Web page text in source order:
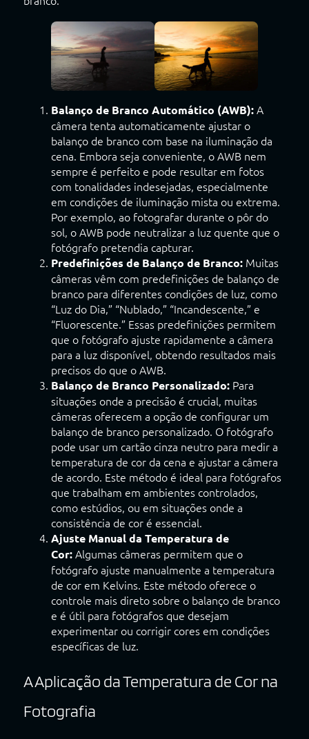
Balanço de Branco Automático (AWB):A
câmera tenta automaticamente ajustar o
balanço de branco com base na iluminação da
cena. Embora seja conveniente, o AWB nem
sempre é perfeito e pode resultar em fotos
com tonalidades indesejadas, especialmente
em condições de iluminação mista ou extrema.
Por exemplo, ao fotografar durante o pôr do
sol, o AWB pode neutralizar a luz quente que o
fotógrafo pretendia capturar.
Predefinições de Balanço de Branco:Muitas
câmeras vêm com predefinições de balanço de
branco para diferentes condições de luz, como
“Luz do Dia,” “Nublado,” “Incandescente,” e
“Fluorescente.” Essas predefinições permitem
que o fotógrafo ajuste rapidamente a câmera
para a luz disponível, obtendo resultados mais
precisos do que o AWB.
Balanço de Branco Personalizado:Para
situações onde a precisão é crucial, muitas
câmeras oferecem a opção de configurar um
balanço de branco personalizado. O fotógrafo
pode usar um cartão cinza neutro para medir a
temperatura de cor da cena e ajustar a câmera
de acordo. Este método é ideal para fotógrafos
que trabalham em ambientes controlados,
como estúdios, ou em situações onde a
consistência de cor é essencial.
Ajuste Manual da Temperatura de
Cor:Algumas câmeras permitem que o
fotógrafo ajuste manualmente a temperatura
de cor em Kelvins. Este método oferece o
controle mais direto sobre o balanço de branco
e é útil para fotógrafos que desejam
experimentar ou corrigir cores em condições
específicas de luz.
A Aplicação da Temperatura de Cor na
Fotografia